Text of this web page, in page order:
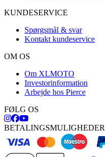
KUNDESERVICE
Spørgsmål & svar
Kontakt kundeservice
OM OS
Om XLMOTO
Investorinformation
Arbejde hos Pierce
FØLG OS
BETALINGSMULIGHEDER